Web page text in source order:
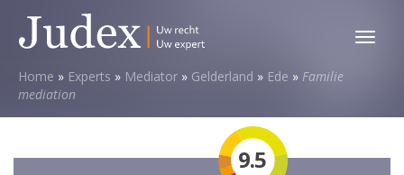
Toggle
Home » Experts » Mediator » Gelderland » Ede » Familie
mediation
9.5